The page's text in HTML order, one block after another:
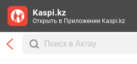
Kaspi.kz
Открыть в Приложении Kaspi.kz